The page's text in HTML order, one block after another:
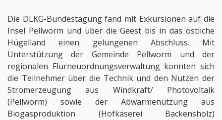
Die DLKG-Bundestagung fand mit Exkursionen auf die
Insel Pellworm und über die Geest bis in das östliche
Hügelland einen gelungenen Abschluss. Mit
Unterstützung der Gemeinde Pellworm und der
regionalen Flurneuordnungsverwaltung konnten sich
die Teilnehmer über die Technik und den Nutzen der
Stromerzeugung aus Windkraft/ Photovoltaik
(Pellworm) sowie der Abwärmenutzung aus
Biogasproduktion (Hofkäserei Backensholz)